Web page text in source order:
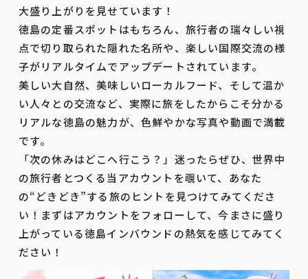
大盛り上がりを見せています！
徳島の定番スポットはもちろん、旅行者の瑞々しい視
点で切り取られた隠れた名所や、楽しい国際交流の様
子がリアルタイムでアップデートされています。
美しい大自然、美味しいローカルフード、そして温か
い人々との交流など、実際に旅をしたからこそ分かる
リアルな徳島の魅力が、色鮮やかな写真や動画で満載
です。
「次の休みはどこへ行こう？」迷ったらぜひ、世界中
の旅行者とつくる当アカウントを覗いて、あなた
の“どきどき”する旅のヒントを見つけてみてくださ
い！まずはアカウントをフォローして、今まさに盛り
上がっている徳島インバウンドの熱気を感じてみてく
ださい！